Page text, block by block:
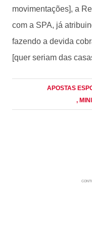
movimentações], a
com a SPA, já
fazendo a devida
[quer seriam das
APOSTAS
,